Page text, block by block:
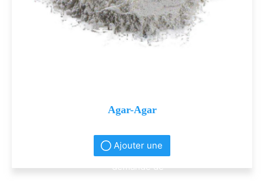
Agar-Agar
Ajouter une
demande de